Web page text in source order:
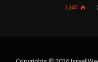
2,187